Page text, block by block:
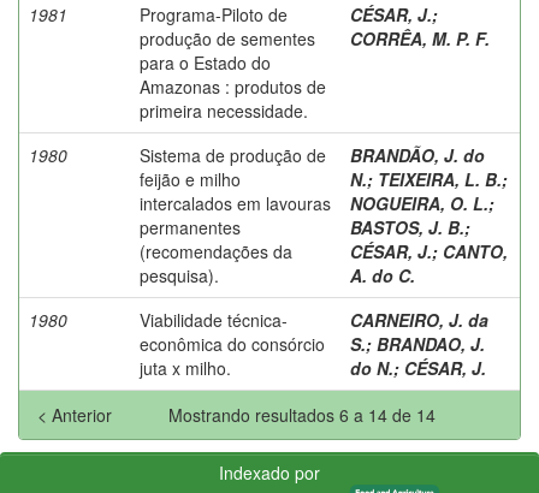
1981
Programa-Piloto de
produção de sementes
para o Estado do
Amazonas : produtos de
primeira necessidade.
CÉSAR, J.;
CORRÊA, M. P. F.
1980
Sistema de produção de
feijão e milho
intercalados em lavouras
permanentes
(recomendações da
pesquisa).
BRANDÃO, J. do
N.; TEIXEIRA, L. B.;
NOGUEIRA, O. L.;
BASTOS, J. B.;
CÉSAR, J.; CANTO,
A. do C.
1980
Viabilidade técnica-
econômica do consórcio
juta x milho.
CARNEIRO, J. da
S.; BRANDAO, J.
do N.; CÉSAR, J.
Mostrando resultados 6 a 14 de 14
< Anterior
Indexado por